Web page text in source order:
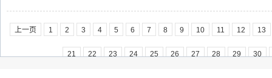
上一页 1 2 3 4 5 6 7 8 9 10 11 12 13
21 22 23 24 25 26 27 28 29 30